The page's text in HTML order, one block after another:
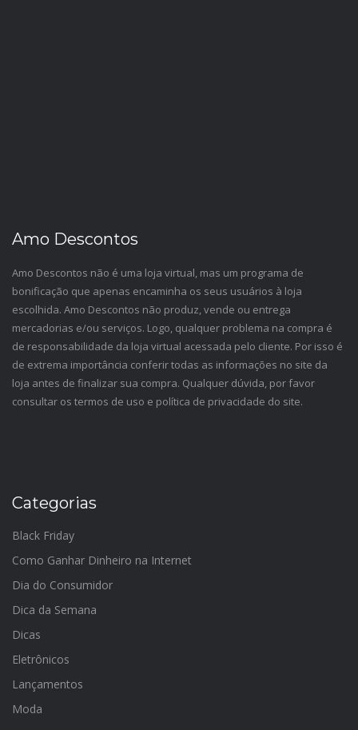
Amo Descontos
Amo Descontos não é uma loja virtual, mas um programa de
bonificação que apenas encaminha os seus usuários à loja
escolhida. Amo Descontos não produz, vende ou entrega
mercadorias e/ou serviços. Logo, qualquer problema na compra é
de responsabilidade da loja virtual acessada pelo cliente. Por isso é
de extrema importância conferir todas as informações no site da
loja antes de finalizar sua compra. Qualquer dúvida, por favor
consultar os termos de uso e política de privacidade do site.
Categorias
Black Friday
Como Ganhar Dinheiro na Internet
Dia do Consumidor
Dica da Semana
Dicas
Eletrônicos
Lançamentos
Moda